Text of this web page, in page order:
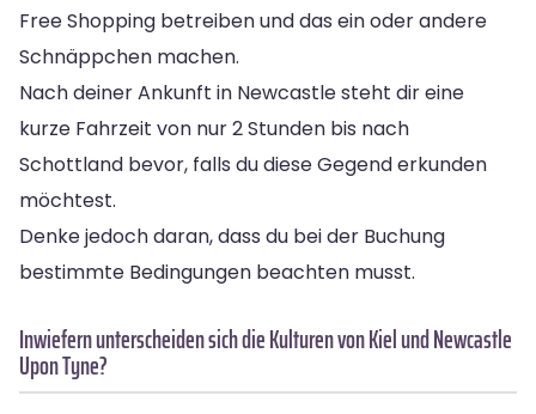
Free Shopping betreiben und das ein oder andere
Schnäppchen machen.
Nach deiner Ankunft in Newcastle steht dir eine
kurze Fahrzeit von nur 2 Stunden bis nach
Schottland bevor, falls du diese Gegend erkunden
möchtest.
Denke jedoch daran, dass du bei der Buchung
bestimmte Bedingungen beachten musst.
Inwiefern unterscheiden sich die Kulturen von Kiel und Newcastle
Upon Tyne?